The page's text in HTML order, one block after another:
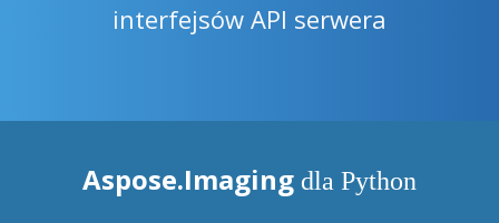
interfejsów API serwera
Aspose.Imaging dla Python